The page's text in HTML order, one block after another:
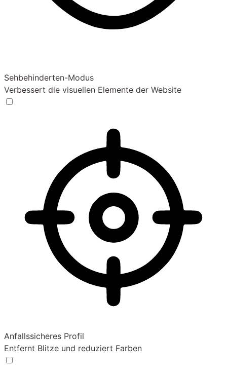
Sehbehinderten-Modus
Verbessert die visuellen Elemente der Website
Anfallssicheres Profil
Entfernt Blitze und reduziert Farben